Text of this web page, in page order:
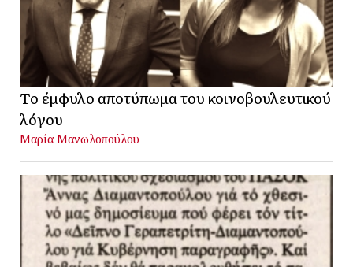
Το έμφυλο αποτύπωμα του κοινοβουλευτικού
λόγου
Μαρία Μανωλοπούλου